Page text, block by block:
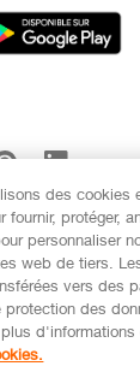
newsletter
des cookies
fournir, protéger,
personnaliser
web de tiers.
vers des
des
d'informations